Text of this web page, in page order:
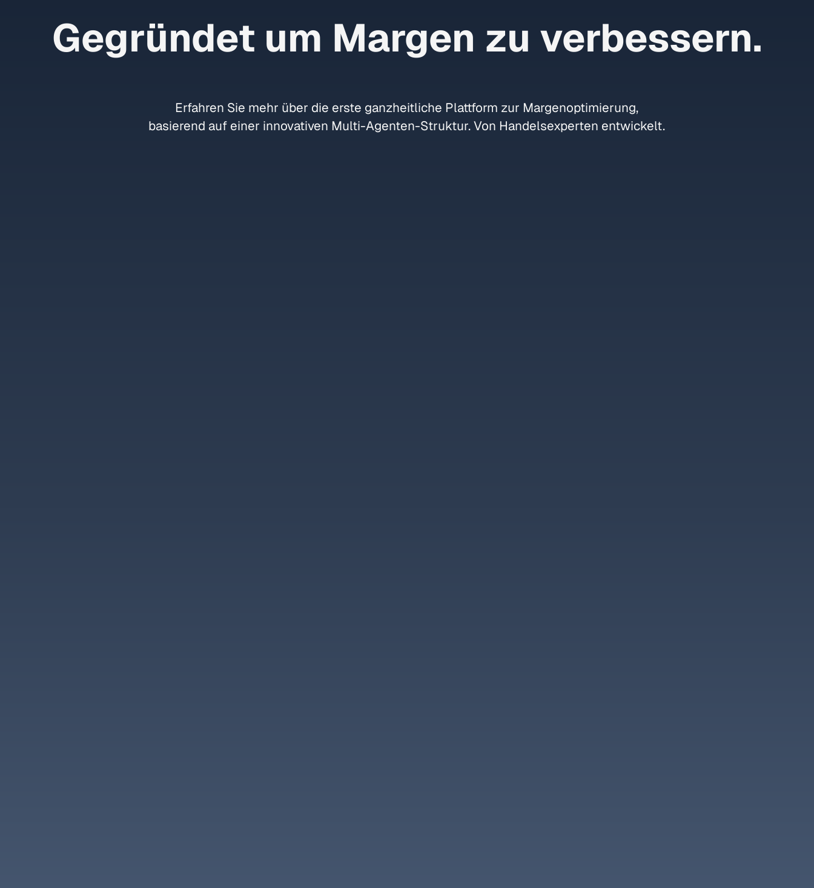
Gegründet um Margen zu verbessern.
Erfahren Sie mehr über die erste ganzheitliche Plattform zur Margenoptimierung,
basierend auf einer innovativen Multi-Agenten-Struktur. Von Handelsexperten entwickelt.